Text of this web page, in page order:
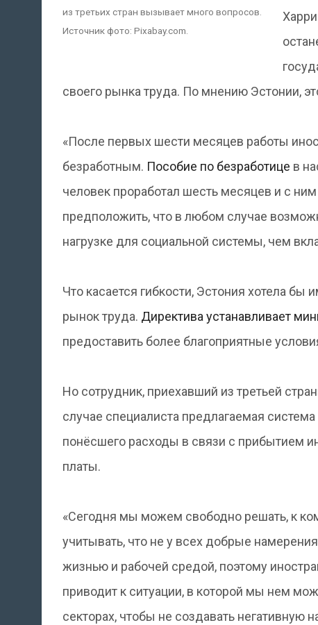
из третьих стран вызывает много вопросов.
Источник фото: Pixabay.com.
своего рынка труда. По мнению Эстонии,
«После первых шести месяцев работы
безработным. Пособие по безработице в
человек проработал шесть месяцев и с
предположить, что в любом случае
нагрузке для социальной системы, чем
Что касается гибкости, Эстония хотела
рынок труда. Директива устанавливает
предоставить более благоприятные
Но сотрудник, приехавший из третьей
случае специалиста предлагаемая
понёсшего расходы в связи с прибытием
платы.
«Сегодня мы можем свободно решать, к
учитывать, что не у всех добрые
жизнью и рабочей средой, поэтому
приводит к ситуации, в которой мы нем
секторах, чтобы не создавать негативную